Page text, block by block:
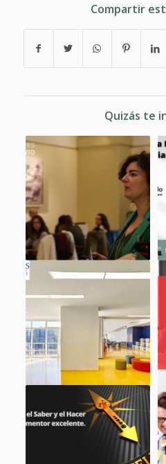
Compartir
Quizás te